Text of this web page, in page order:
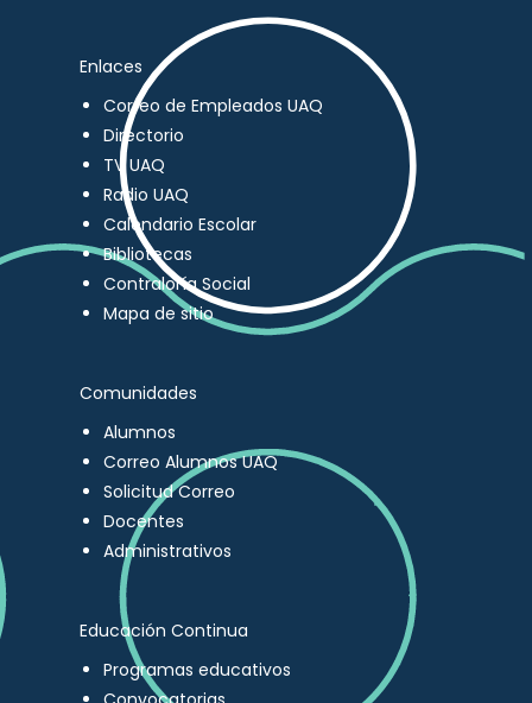
Enlaces
Correo de Empleados UAQ
Directorio
TV UAQ
Radio UAQ
Calendario Escolar
Bibliotecas
Contraloría Social
Mapa de sitio
Comunidades
Alumnos
Correo Alumnos UAQ
Solicitud Correo
Docentes
Administrativos
Educación Continua
Programas educativos